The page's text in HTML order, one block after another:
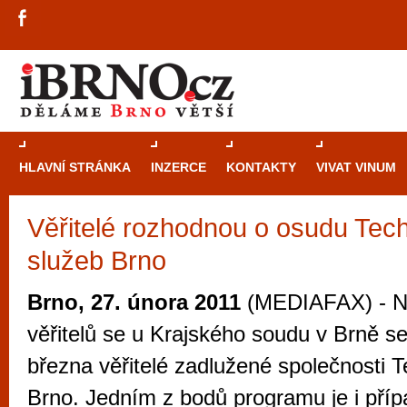
HLAVNÍ STRÁNKA INZERCE KONTAKTY VIVAT VINUM
Věřitelé rozhodnou o osudu
služeb Brno
Brno, 27. února 2011 (MEDIAFAX) -
věřitelů se u Krajského soudu v Brně
března věřitelé zadlužené společnosti
Brno. Jedním z bodů programu je i
Průvodce
Brno je
zajímavé
restaurace,
Mimo jiné je ale také místem, kde si